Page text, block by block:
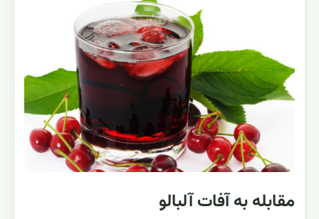
مقابله به آفات آلبالو